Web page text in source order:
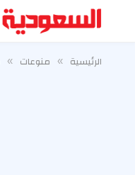
الرئيسية » منوعات »